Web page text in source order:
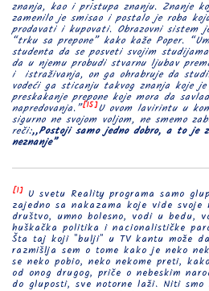
znanja, kao i pristupa znanju. Znanje
zamenilo je smisao i postalo je roba
prodavati i kupovati. Obrazovni sistem
“trku sa prepone” kako kaže Poper.
studenta da se posveti svojim
da u njemu probudi stvarnu ljubav
i istraživanja, on ga ohrabruje da
vodeći ga sticanju takvog znanja koje
preskakanje prepone koje mora da
napredovanja.”[15]U ovom lavirintu u
sigurno ne svojom voljom, ne smemo
reči:,,Postoji samo jedno dobro, a to je
neznanje”
[1] U svetu Reality programa samo
zajedno sa nakazama koje vide svoje
društvo, umno bolesno, vodi u bedu,
huškačka politika i nacionalističke
Šta taj koji "bulji" u TV kantu može
razmišlja sem o tome kako je neko
se neko pobio, neko nekome preti,
od onog drugog, priče o nebeskim
do gluposti, sve notorne laži. Niti smo